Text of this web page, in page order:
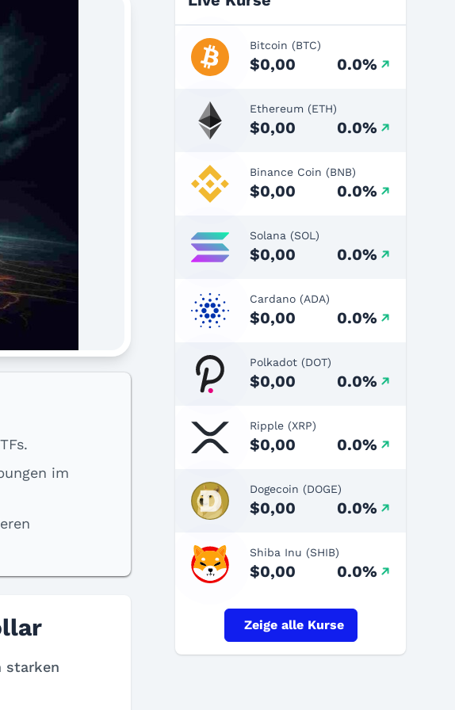
im
starken
Bitcoin (BTC)
$0,00 0.0%
Ethereum (ETH)
$0,00 0.0%
Binance Coin (BNB)
$0,00 0.0%
Solana (SOL)
$0,00 0.0%
Cardano (ADA)
$0,00 0.0%
Polkadot (DOT)
$0,00 0.0%
Ripple (XRP)
$0,00 0.0%
Dogecoin (DOGE)
$0,00 0.0%
Shiba Inu (SHIB)
$0,00 0.0%
Zeige alle Kurse